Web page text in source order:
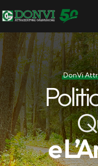
DonVi
e